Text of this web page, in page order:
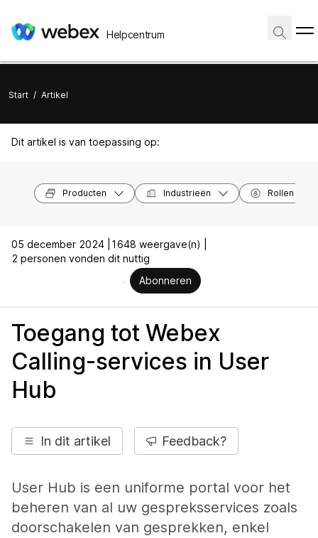
Helpcentrum
Start / Artikel
Dit artikel is van toepassing op:
Producten Industrieën Rollen
05 december 2024 |
1648 weergave(n) |
2 personen vonden dit nuttig
Abonneren
Toegang tot Webex
Calling-services in User
Hub
In dit artikel Feedback?
User Hub is een uniforme portal voor het
beheren van al uw gespreksservices zoals
doorschakelen van gesprekken, enkel